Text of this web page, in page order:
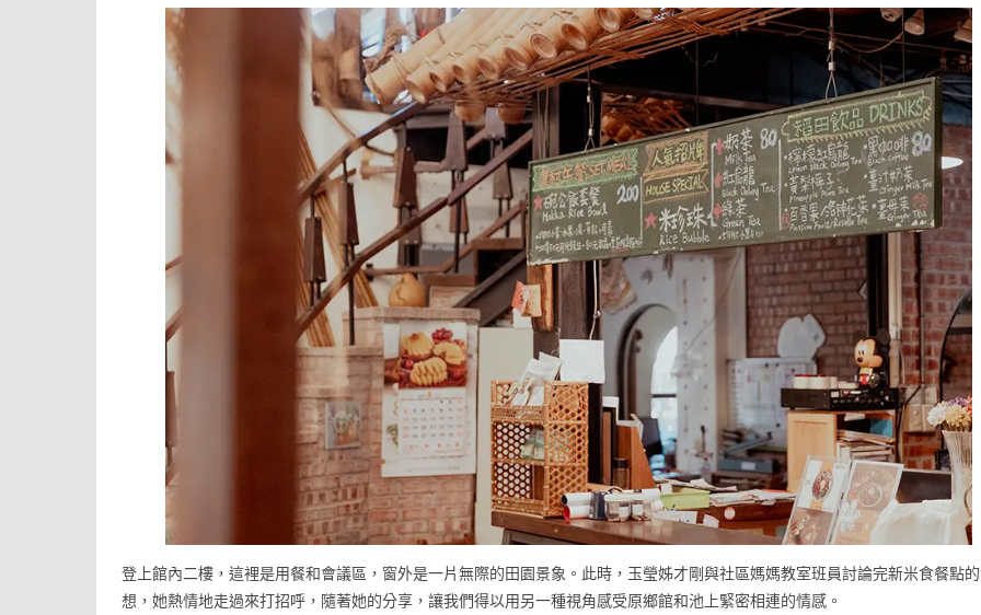
登上館內二樓，這裡是用餐和會議區，窗外是一片無際的田園景象。此時，玉瑩姊才剛與社區媽媽教室班員討論完新米食餐點
想，她熱情地走過來打招呼，隨著她的分享，讓我們得以用另一種視角感受原鄉館和池上緊密相連的情感。